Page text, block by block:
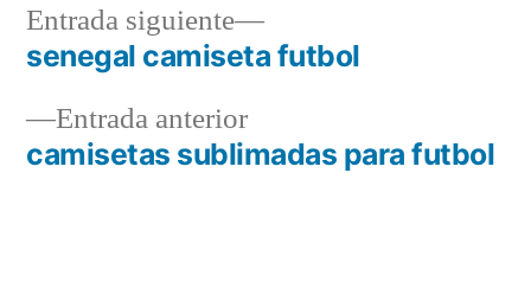
Navegación
deEntrada anteriorEntrada
anterior:
camisetas sublimadas para futbol
Entrada siguiente
Entrada
siguiente:
senegal camiseta futbol